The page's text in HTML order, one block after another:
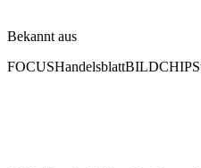
Bekannt aus
FOCUSHandelsblattBILDCHIP